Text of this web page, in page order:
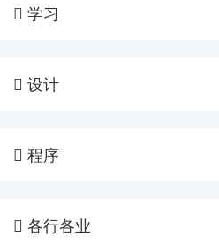
 学习
 设计
 程序
 各行各业